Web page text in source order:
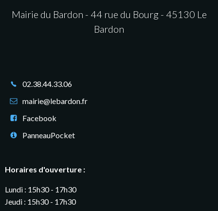
Mairie du Bardon - 44 rue du Bourg - 45130 Le
Bardon
02.38.44.33.06
mairie@lebardon.fr
Facebook
PanneauPocket
Horaires d'ouverture :
Lundi : 15h30 - 17h30
Jeudi : 15h30 - 17h30